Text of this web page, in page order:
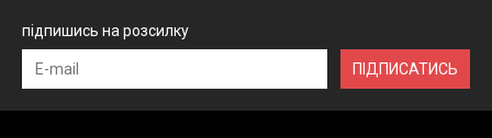
підпишись на розсилку
ПІДПИСАТИСЬ